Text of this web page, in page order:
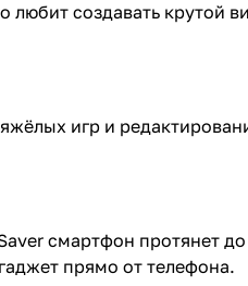
создавать крутой
игр и
смартфон протянет до
прямо от телефона.